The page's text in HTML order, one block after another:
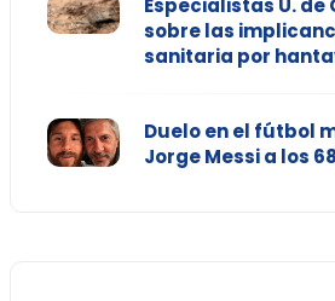
Especialistas U.
sobre las
sanitaria por
Duelo en el fútbol
Jorge Messi a los